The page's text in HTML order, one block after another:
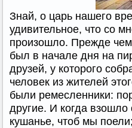
Знай, о царь нашего
удивительное, что со
произошло. Прежде чем
был в начале дня на
друзей, у которого
человек из жителей
были ремесленники:
другие. И когда
кушанье, чтоб мы